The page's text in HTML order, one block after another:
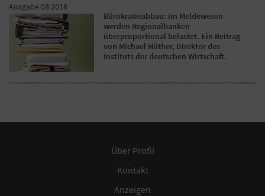
Ausgabe 08 2018
Bürokratieabbau: Im Meldewesen
werden Regionalbanken
überproportional belastet. Ein Beitrag
von Michael Hüther, Direktor des
Instituts der deutschen Wirtschaft.
Über Profil
Kontakt
Anzeigen